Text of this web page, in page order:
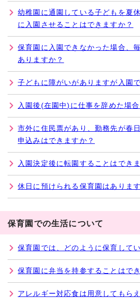
幼稚園に通園している子どもを夏
に入園させることはできますか？
保育園に入園できなかった場合、
ありますか？
子どもに障がいがありますが入園
入園後(在園中)に仕事を辞めた場
市外に住民票があり、勤務先が春
申込みはできますか？
入園決定後に転園することはでき
休日に預けられる保育園はあります
保育園での生活について
保育園では、どのように保育して
保育園に弁当を持参することはで
アレルギー対応食は用意してもら